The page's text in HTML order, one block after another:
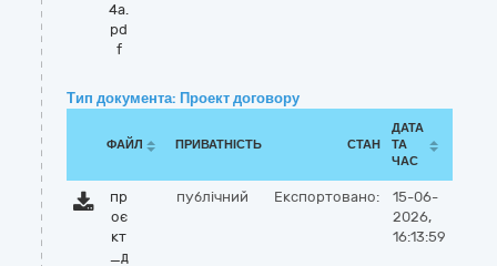
4а.
pd
f
Тип документа: Проект договору
ФАЙЛ ПРИВАТНІСТЬ СТАН
ДАТА
ТА
ЧАС
пр
оє
кт
_д
публічний Експортовано:
15-06-
2026,
16:13:59